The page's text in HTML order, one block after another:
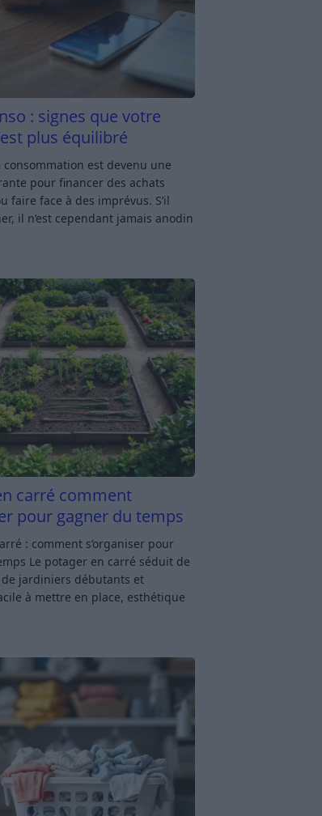
: signes que votre
plus équilibré
consommation est devenu une
pour financer des achats
faire face à des imprévus. S’il
il n’est cependant jamais anodin
carré comment
pour gagner du temps
: comment s’organiser pour
Le potager en carré séduit de
jardiniers débutants et
à mettre en place, esthétique